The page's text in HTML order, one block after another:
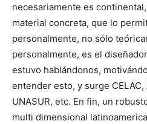
necesariamente es
material concreta, que lo
personalmente, no sólo
personalmente, es el
estuvo hablándonos,
entender esto, y surge CELAC,
UNASUR, etc. En fin, un
multi dimensional